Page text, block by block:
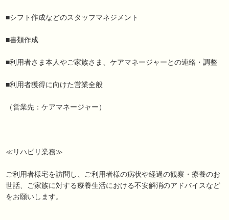
■シフト作成などのスタッフマネジメント
■書類作成
■利用者さま本人やご家族さま、ケアマネージャーとの連絡・調整
■利用者獲得に向けた営業全般
（営業先：ケアマネージャー）
≪リハビリ業務≫
ご利用者様宅を訪問し、ご利用者様の病状や経過の観察・療養のお
世話、ご家族に対する療養生活における不安解消のアドバイスなど
をお願いします。